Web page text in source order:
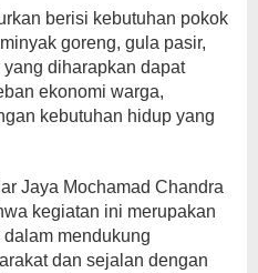
berisi kebutuhan pokok
goreng, gula pasir,
diharapkan dapat
ekonomi warga,
kebutuhan hidup yang
Jaya Mochamad Chandra
kegiatan ini merupakan
mendukung
dan sejalan dengan